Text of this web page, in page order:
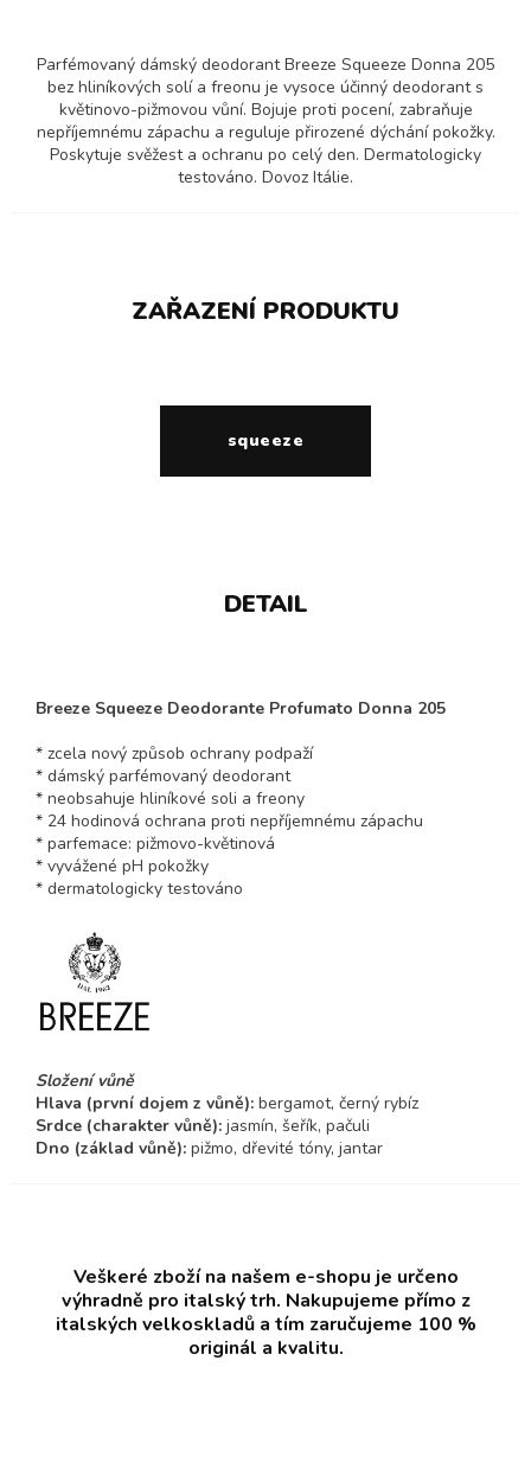
Parfémovaný dámský deodorant Breeze Squeeze Donna 205
bez hliníkových solí a freonu je vysoce účinný deodorant s
květinovo-pižmovou vůní. Bojuje proti pocení, zabraňuje
nepříjemnému zápachu a reguluje přirozené dýchání pokožky.
Poskytuje svěžest a ochranu po celý den. Dermatologicky
testováno. Dovoz Itálie.
ZAŘAZENÍ PRODUKTU
squeeze
DETAIL
Breeze Squeeze Deodorante Profumato Donna 205
* zcela nový způsob ochrany podpaží
* dámský parfémovaný deodorant
* neobsahuje hliníkové soli a freony
* 24 hodinová ochrana proti nepříjemnému zápachu
* parfemace: pižmovo-květinová
* vyvážené pH pokožky
* dermatologicky testováno
Složení vůně
Hlava (první dojem z vůně): bergamot, černý rybíz
Srdce (charakter vůně): jasmín, šeřík, pačuli
Dno (základ vůně): pižmo, dřevité tóny, jantar
Veškeré zboží na našem e-shopu je určeno
výhradně pro italský trh. Nakupujeme přímo z
italských velkoskladů a tím zaručujeme 100 %
originál a kvalitu.